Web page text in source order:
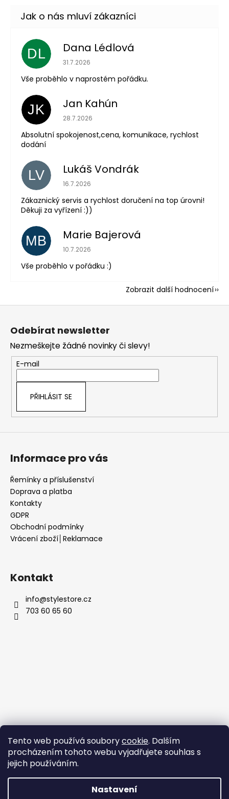
Tento web používá souborycookie. Dalším
procházením tohoto webu vyjadřujete souhlas s
jejich používáním.
Nastavení
DL Dana Lédlová
Hodnocení obchodu je 5 z 5 hvězdiček.
31.7.2026
Vše proběhlo v naprostém pořádku.
JK Jan Kahún
Hodnocení obchodu je 5 z 5 hvězdiček.
28.7.2026
Absolutní spokojenost,cena, komunikace, rychlost
dodání
LV Lukáš Vondrák
Hodnocení obchodu je 5 z 5 hvězdiček.
16.7.2026
Zákaznický servis a rychlost doručení na top úrovni!
Děkuji za vyřízení :))
MB Marie Bajerová
Hodnocení obchodu je 5 z 5 hvězdiček.
10.7.2026
Vše proběhlo v pořádku :)
Zobrazit další hodnocení
Z
Odebírat newsletter
Nezmeškejte žádné novinky či slevy!
E-mail
PŘIHLÁSIT SE
Informace pro vás
Řemínky a příslušenství
Doprava a platba
Kontakty
GDPR
Obchodní podmínky
Vrácení zboží│Reklamace
Kontakt
info@stylestore.cz
703 60 65 60